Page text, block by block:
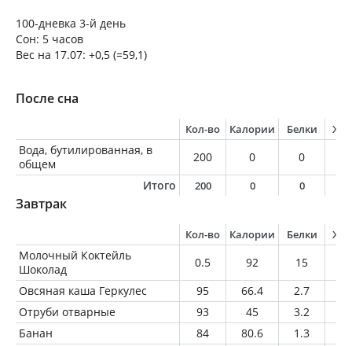
100-дневка 3-й день
Сон: 5 часов
Вес на 17.07: +0,5 (=59,1)
После сна
Кол-во Калории Белки
Вода, бутилированная, в
общем
200 0 0
Итого
200 0 0
Завтрак
Кол-во Калории Белки
Молочный Коктейль
Шоколад
0.5 92 15
Овсяная каша Геркулес
95 66.4 2.7
Отруби отварные
93 45 3.2
Банан
84 80.6 1.3